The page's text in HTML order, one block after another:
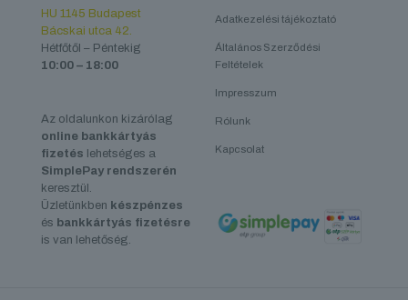
HU 1145 Budapest
Bácskai utca 42.
Hétfőtől – Péntekig
10:00 – 18:00
Az oldalunkon kizárólag
online bankkártyás
fizetés lehetséges a
SimplePay rendszerén
keresztül.
Üzletünkben készpénzes
és bankkártyás fizetésre
is van lehetőség.
Adatkezelési tájékoztató
Általános Szerződési
Feltételek
Impresszum
Rólunk
Kapcsolat